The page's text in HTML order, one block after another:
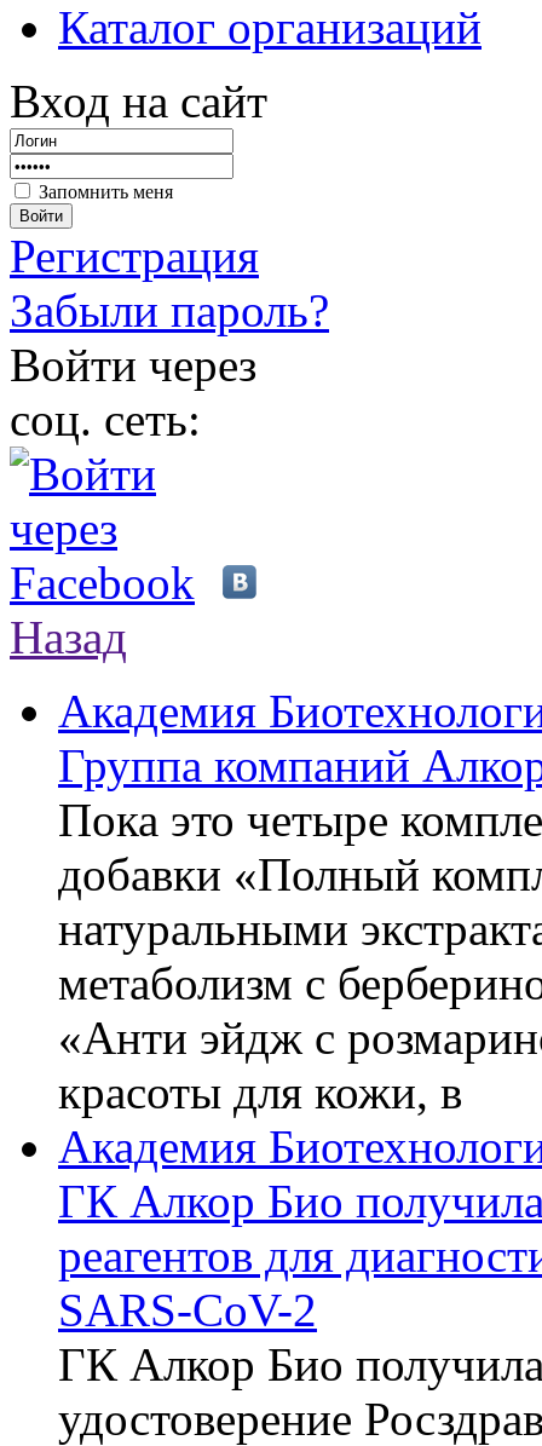
Каталог организаций
Вход на сайт
Запомнить меня
Войти
Регистрация
Забыли пароль?
Войти через
соц. сеть:
Назад
Академия
Группа компаний
Пока это четыре
добавки «Полный
натуральными
метаболизм с
«Анти эйдж с
красоты для кожи, в
Академия
ГК Алкор Био
реагентов для
SARS-CoV-2
ГК Алкор Био
удостоверение